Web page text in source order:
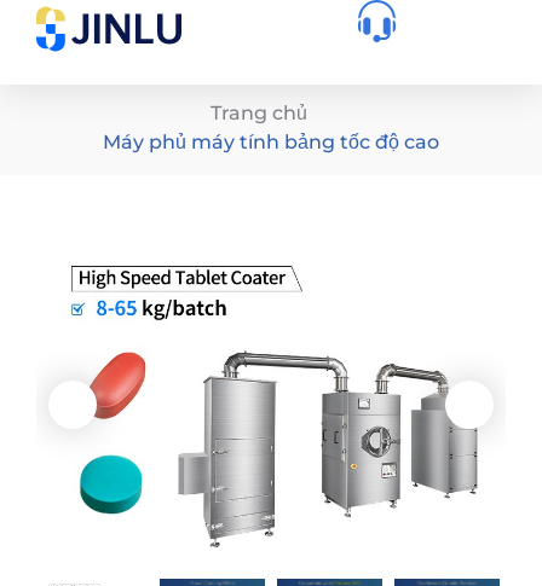
Trang chủ
Máy phủ máy tính bảng tốc độ cao